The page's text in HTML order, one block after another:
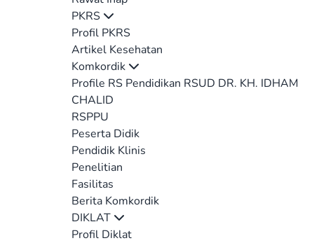
PKRS
Profil PKRS
Artikel Kesehatan
Komkordik
Profile RS Pendidikan RSUD DR. KH. IDHAM
CHALID
RSPPU
Peserta Didik
Pendidik Klinis
Penelitian
Fasilitas
Berita Komkordik
DIKLAT
Profil Diklat